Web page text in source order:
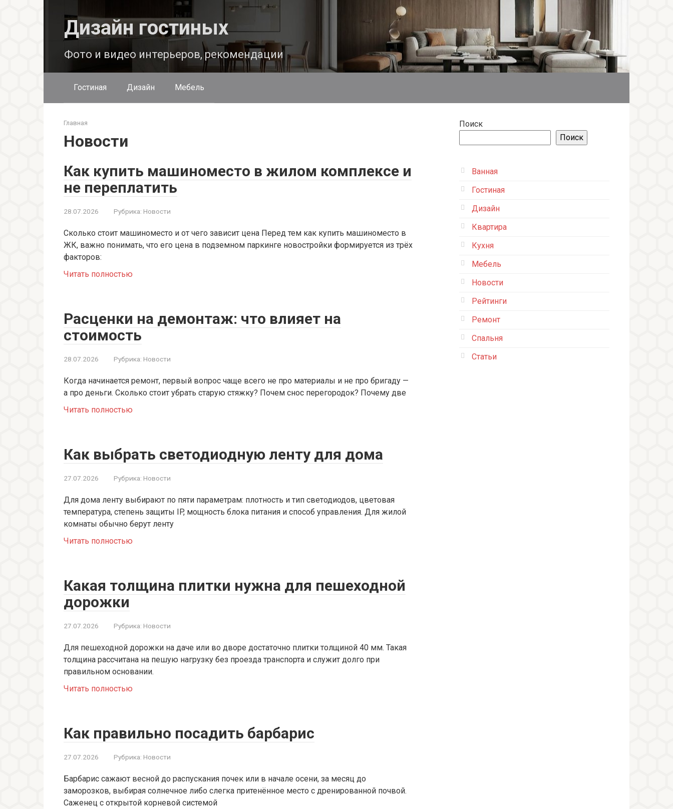
Дизайн гостиных
Фото и видео интерьеров, рекомендации
Гостиная Дизайн Мебель
Главная
Новости
Как купить машиноместо в жилом комплексе и
не переплатить
28.07.2026 Рубрика: Новости
Сколько стоит машиноместо и от чего зависит цена Перед тем как купить машиноместо в
ЖК, важно понимать, что его цена в подземном паркинге новостройки формируется из трёх
факторов:
Читать полностью
Расценки на демонтаж: что влияет на
стоимость
28.07.2026 Рубрика: Новости
Когда начинается ремонт, первый вопрос чаще всего не про материалы и не про бригаду —
а про деньги. Сколько стоит убрать старую стяжку? Почем снос перегородок? Почему две
Читать полностью
Как выбрать светодиодную ленту для дома
27.07.2026 Рубрика: Новости
Для дома ленту выбирают по пяти параметрам: плотность и тип светодиодов, цветовая
температура, степень защиты IP, мощность блока питания и способ управления. Для жилой
комнаты обычно берут ленту
Читать полностью
Какая толщина плитки нужна для пешеходной
дорожки
27.07.2026 Рубрика: Новости
Для пешеходной дорожки на даче или во дворе достаточно плитки толщиной 40 мм. Такая
толщина рассчитана на пешую нагрузку без проезда транспорта и служит долго при
правильном основании.
Читать полностью
Как правильно посадить барбарис
27.07.2026 Рубрика: Новости
Барбарис сажают весной до распускания почек или в начале осени, за месяц до
заморозков, выбирая солнечное либо слегка притенённое место с дренированной почвой.
Саженец с открытой корневой системой
Поиск
Поиск
Ванная
Гостиная
Дизайн
Квартира
Кухня
Мебель
Новости
Рейтинги
Ремонт
Спальня
Статьи